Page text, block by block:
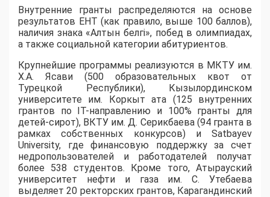
Внутренние гранты распределяются на основе
результатов ЕНТ (как правило, выше 100 баллов),
наличия знака «Алтын белгі», побед в олимпиадах,
а также социальной категории абитуриентов.
​Крупнейшие программы реализуются в МКТУ им.
Х.А. Ясави (500 образовательных квот от
Турецкой Республики), Кызылординском
университете им. Коркыт ата (125 внутренних
грантов по IT-направлению и 100% гранты для
детей-сирот), ВКТУ им. Д. Серикбаева (94 гранта в
рамках собственных конкурсов) и Satbayev
University, где финансовую поддержку за счет
недропользователей и работодателей получат
более 538 студентов. Кроме того, Атырауский
университет нефти и газа им. С. Утебаева
выделяет 20 ректорских грантов, Карагандинский